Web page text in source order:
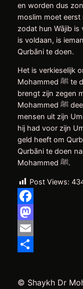
en worden dus
moslim moet
zodat hun Wājib is
is voldaan, is
Qurbāni te doen.
Het is verkieselijk
Mohammed ﷺ te doen als een positieve daad en het
brengt zijn zegen
Mohammed ﷺ deed Qurbāni namens alle arme
mensen uit zijn
hij had voor zijn
geld heeft om
Qurbāni te doen
Mohammed ﷺ.
Post Views:
Facebook
Mastodon
Email
© Shaykh Dr